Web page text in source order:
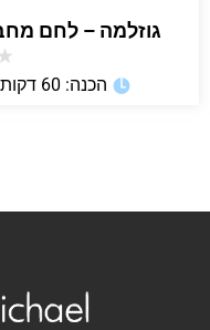
גוזלמה – לחם
★
הכנה: 60 דקות